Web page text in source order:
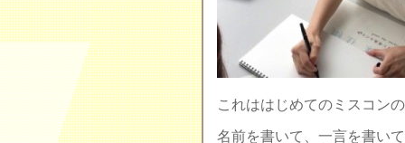
これははじめてのミスコン
名前を書いて、一言を書い